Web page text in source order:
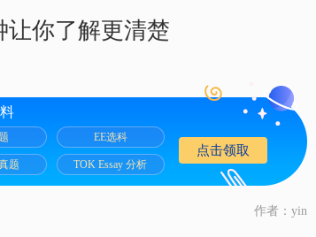
让你了解更清楚
EE选科
题 TOK Essay 分析
点击领取
作者：yin